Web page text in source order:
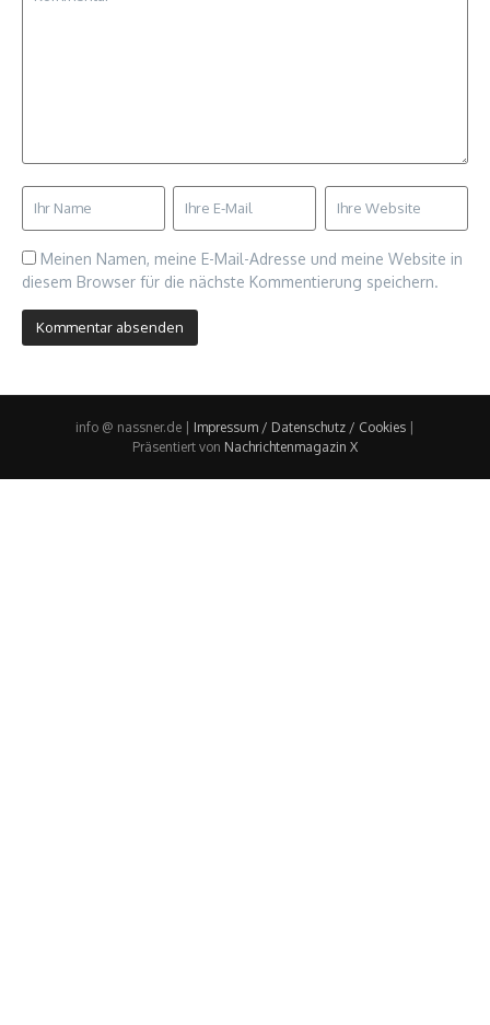
Meinen Namen, meine E-Mail-Adresse und meine Website in
diesem Browser für die nächste Kommentierung speichern.
info @ nassner.de | Impressum / Datenschutz / Cookies |
Präsentiert von Nachrichtenmagazin X